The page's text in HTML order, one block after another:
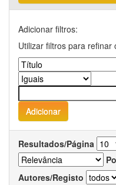
Adicionar filtros:
Utilizar filtros para
Resultados/Página
Autores/Registo